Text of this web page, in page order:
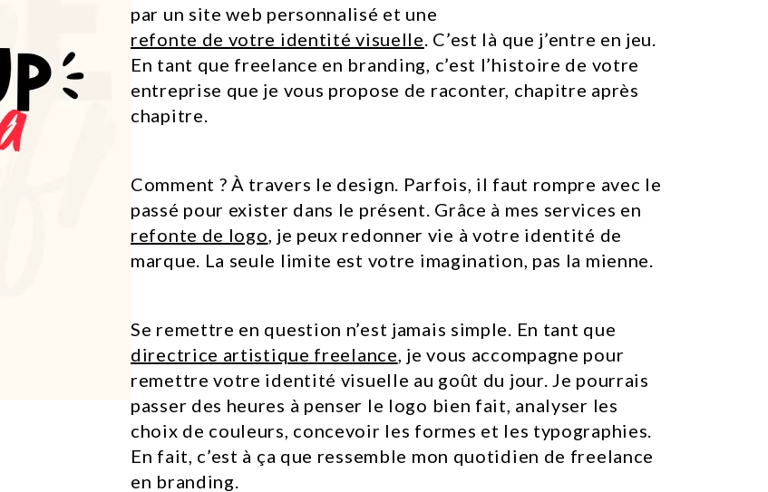
par un site web personnalisé et une
refonte de votre identité visuelle. C’est là que j’entre en jeu.
En tant que freelance en branding, c’est l’histoire de votre
entreprise que je vous propose de raconter, chapitre après
chapitre.
Comment ? À travers le design. Parfois, il faut rompre avec le
passé pour exister dans le présent. Grâce à mes services en
refonte de logo, je peux redonner vie à votre identité de
marque. La seule limite est votre imagination, pas la mienne.
Se remettre en question n’est jamais simple. En tant que
directrice artistique freelance, je vous accompagne pour
remettre votre identité visuelle au goût du jour. Je pourrais
passer des heures à penser le logo bien fait, analyser les
choix de couleurs, concevoir les formes et les typographies.
En fait, c’est à ça que ressemble mon quotidien de freelance
en branding.